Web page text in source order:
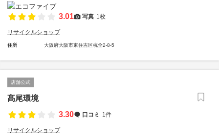
3.01 写真 1枚
リサイクルショップ
住所 大阪府大阪市東住吉区杭全2-8-5
店舗公式
髙尾環境
3.30
口コミ 1件
リサイクルショップ